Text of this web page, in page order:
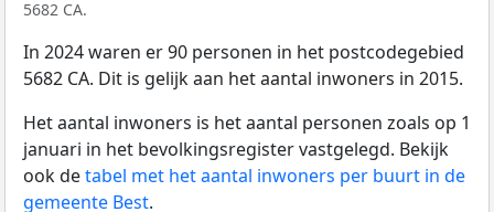
5682 CA.
In 2024 waren er 90 personen in het postcodegebied
5682 CA. Dit is gelijk aan het aantal inwoners in 2015.
Het aantal inwoners is het aantal personen zoals op 1
januari in het bevolkingsregister vastgelegd. Bekijk
ook detabel met het aantal inwoners per buurt in de
gemeente Best.